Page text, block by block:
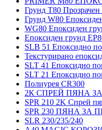
Грунд Т80 Прозрачен
Грунд W80
WG80 Епоксиден
Епоксиден грунд
SLB 51 Епоксидно
Текстурирано
SLT 41 Епоксидно
SLT 21 Епоксидно
Полиурея CR300
2К СПРЕЙ ПЯНА
SPR 210 2K Спрей
SPR 230 ПЯНА
SLR 230/235/240